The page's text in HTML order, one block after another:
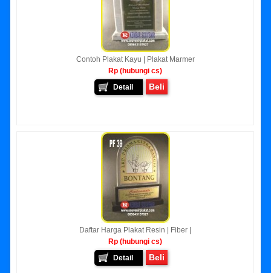
Contoh Plakat Kayu | Plakat Marmer
Rp (hubungi cs)
Detail
Beli
Daftar Harga Plakat Resin | Fiber |
Rp (hubungi cs)
Detail
Beli